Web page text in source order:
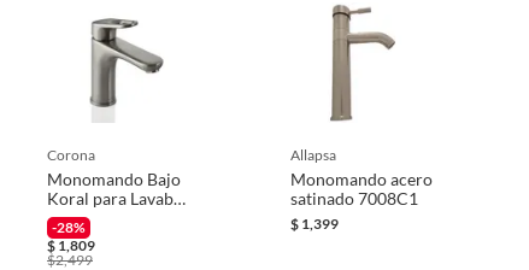
corona
Monomando Bajo
Koral para Lavabo
Color Níquel
-28%
$1,809
$2,499
allapsa
Monomando acero
satinado 7008C1
$ 1,399